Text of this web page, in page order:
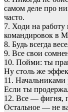
самом деле про
часто.
7. Ходи на
командировок в
8. Будь всегда
9. Все свои
10. Пойми: ты
Ну столь же
11. Начальниками
Если ты
12. Все ― фигня,
Остальное ― не